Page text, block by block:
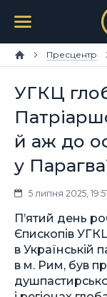
Пресцентр
УГКЦ
й аж до
у
5 липня 2025, 19:51
П’ятий день
Єпископів
в Українській
в м. Рим, був